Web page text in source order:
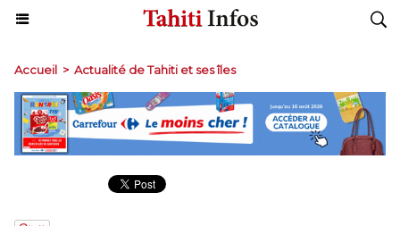
Accueil > Actualité de Tahiti et ses îles